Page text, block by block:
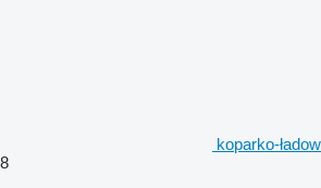
koparko-
8